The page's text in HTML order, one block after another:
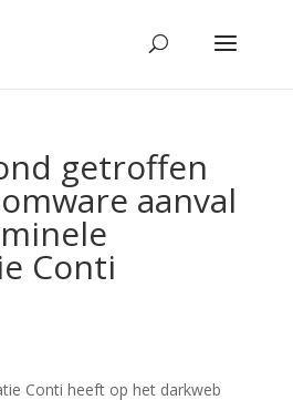
getroffen
aanval
Conti
Conti heeft op het darkweb